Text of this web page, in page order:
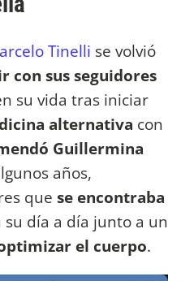
Tinelli se volvió
con sus seguidores
su vida tras iniciar
alternativa con
Guillermina
años,
que se encontraba
su día a día junto a un
el cuerpo.